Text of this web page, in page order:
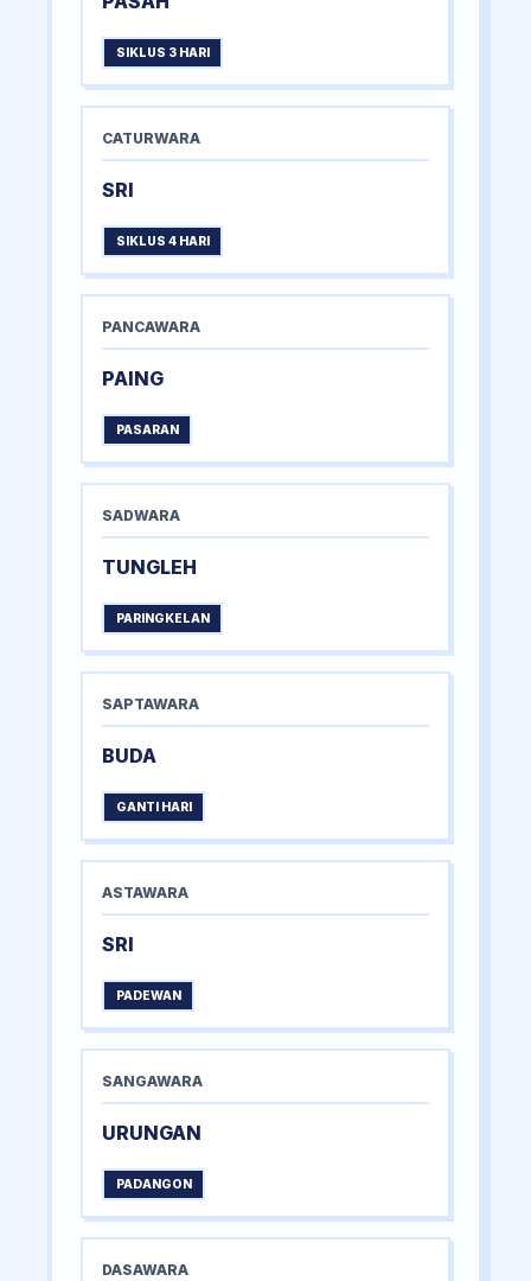
SIKLUS 3 HARI
CATURWARA
SRI
SIKLUS 4 HARI
PANCAWARA
PAING
PASARAN
SADWARA
TUNGLEH
PARINGKELAN
SAPTAWARA
BUDA
GANTI HARI
ASTAWARA
SRI
PADEWAN
SANGAWARA
URUNGAN
PADANGON
DASAWARA